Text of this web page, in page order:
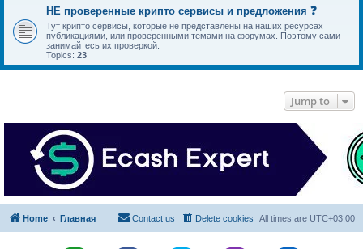
НЕ проверенные крипто сервисы и предложения ❓
Тут крипто сервисы, которые не представлены на наших ресурсах
публикациями, или проверенными темами на форумах. Поэтому сами
занимайтесь их проверкой.
Topics: 23
Jump to
Home Главная All times are UTC+03:00
Delete cookies
Contact us